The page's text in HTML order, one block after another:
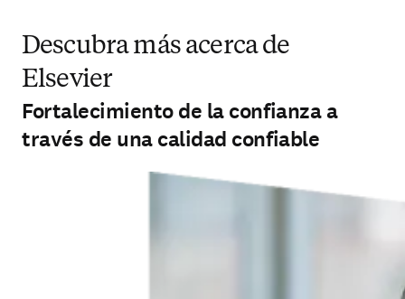
Descubra más acerca de
Elsevier
Fortalecimiento de la confianza a
través de una calidad confiable